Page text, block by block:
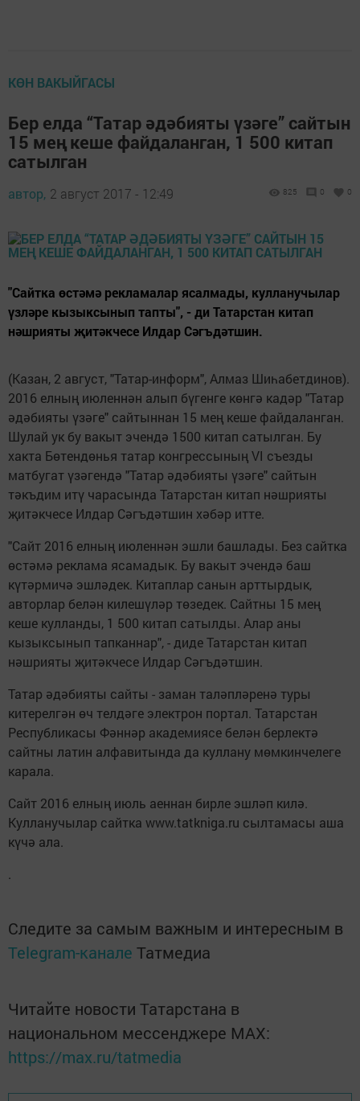
КӨН ВАКЫЙГАСЫ
Бер елда “Татар әдәбияты үзәге” сайтын
15 мең кеше файдаланган, 1 500 китап
сатылган
автор, 2 август 2017 - 12:49 825 0 0
"Сайтка өстәмә рекламалар ясалмады, кулланучылар
үзләре кызыксынып тапты", - ди Татарстан китап
нәшрияты җитәкчесе Илдар Сәгъдәтшин.
(Казан, 2 август, "Татар-информ", Алмаз Шиһабетдинов).
2016 елның июленнән алып бүгенге көнгә кадәр "Татар
әдәбияты үзәге" сайтыннан 15 мең кеше файдаланган.
Шулай ук бу вакыт эчендә 1500 китап сатылган. Бу
хакта Бөтендөнья татар конгрессының VI съезды
матбугат үзәгендә "Татар әдәбияты үзәге" сайтын
тәкъдим итү чарасында Татарстан китап нәшрияты
җитәкчесе Илдар Сәгъдәтшин хәбәр итте.
"Сайт 2016 елның июленнән эшли башлады. Без сайтка
өстәмә реклама ясамадык. Бу вакыт эчендә баш
күтәрмичә эшләдек. Китаплар санын арттырдык,
авторлар белән килешүләр төзедек. Сайтны 15 мең
кеше кулланды, 1 500 китап сатылды. Алар аны
кызыксынып тапканнар", - диде Татарстан китап
нәшрияты җитәкчесе Илдар Сәгъдәтшин.
Татар әдәбияты сайты - заман таләпләренә туры
китерелгән өч телдәге электрон портал. Татарстан
Республикасы Фәннәр академиясе белән берлектә
сайтны латин алфавитында да куллану мөмкинчелеге
карала.
Сайт 2016 елның июль аеннан бирле эшләп килә.
Кулланучылар сайтка www.tatkniga.ru сылтамасы аша
күчә ала.
.
Следите за самым важным и интересным в
Telegram-канале Татмедиа
Читайте новости Татарстана в
национальном мессенджере MАХ:
https://max.ru/tatmedia